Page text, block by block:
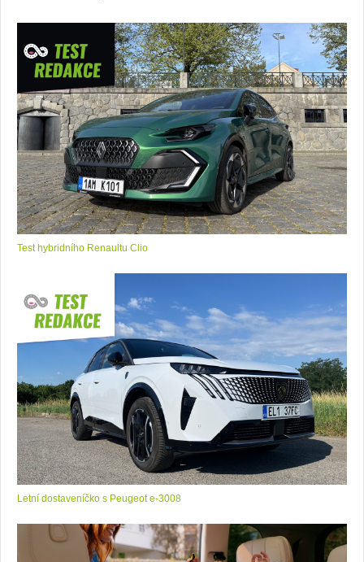
Test hybridního Renaultu Clio
Letní dostaveníčko s Peugeot e-3008